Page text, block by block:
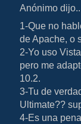
Anónimo
1-Que no
de Apache, o
2-Yo uso
pero me
10.2.
3-Tu de
Ultimate??
4-Es una